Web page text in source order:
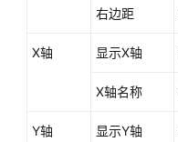
文
多
右边距
X轴 显示X轴
X轴名称
Y轴 显示Y轴